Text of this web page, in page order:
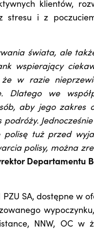
klientów,
stresu i z
świata, ale
wspierający
w razie
Dlatego we
aby jego zakres
polisę tuż przed
polisy, można
Departamentu
SA, dostępne w
NNW, OC w